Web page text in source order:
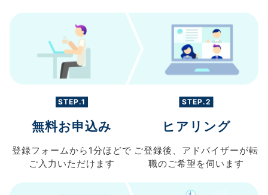
STEP.1
無料お申込み
登録フォームから 1分ほどで
ご入力 いただけます
STEP.2
ヒアリング
ご登録後、 アドバイザーが転
職のご希望を伺います